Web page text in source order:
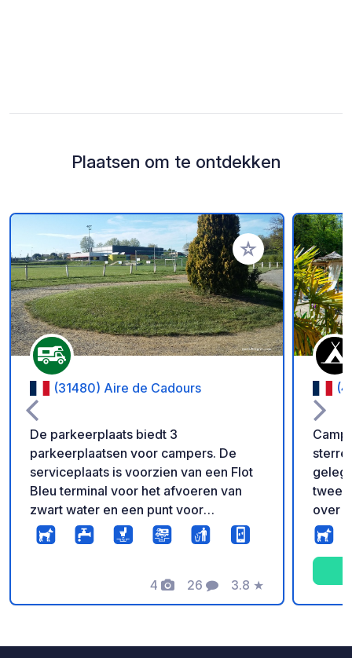
Plaatsen om te ontdekken
Voeg toe aan je
(31480) Aire de Cadours
De parkeerplaats biedt 3
parkeerplaatsen voor campers. De
serviceplaats is voorzien van een Flot
Bleu terminal voor het afvoeren van
zwart water en een punt voor
waterdistributie. De terminal is 7 dagen
per week toegankelijk met betaling per
met een waterverdeelpistool, een
slanghaspel, een binnenafvoerluik en
4
Foto's
26
Commentaren
3.8
Beoordeling
★
twee
over
natuurpracht.
met